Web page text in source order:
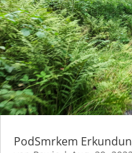
PodSmrkem